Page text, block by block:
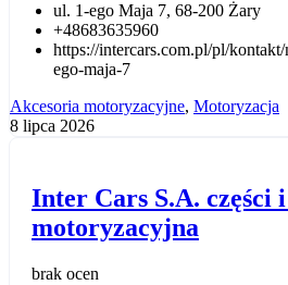
ul. 1-ego Maja 7, 68-200 Żary
+48683635960
https://intercars.com.pl/pl/
ego-maja-7
Akcesoria motoryzacyjne, Motoryzacja
8 lipca 2026
Inter Cars S.A. części
motoryzacyjna
brak ocen